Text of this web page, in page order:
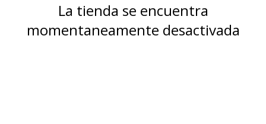
La tienda se encuentra
momentaneamente desactivada